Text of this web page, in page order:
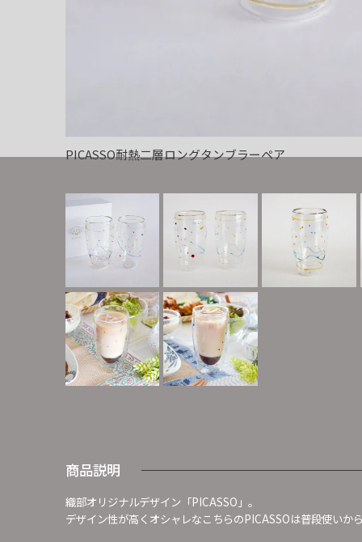
PICASSO耐熱二層ロングタンブラーペア
商品説明
織部オリジナルデザイン「PICASSO」。
デザイン性が高くオシャレなこちらのPICASSOは普段使いか